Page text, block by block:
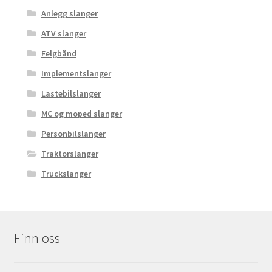
Anlegg slanger
ATV slanger
Felgbånd
Implementslanger
Lastebilslanger
MC og moped slanger
Personbilslanger
Traktorslanger
Truckslanger
Finn oss